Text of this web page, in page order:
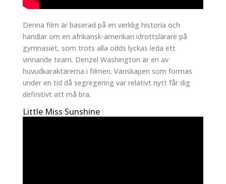
Denna film är baserad på en verklig historia och
handlar om en afrikansk-amerikan idrottslärare på
gymnasiet, som trots alla odds lyckas leda ett
vinnande team. Denzel Washington är en av
huvudkaraktärerna i filmen. Vänskapen som formas
under en tid då segregering var relativt nytt får dig
definitivt att må bra.
Little Miss Sunshine